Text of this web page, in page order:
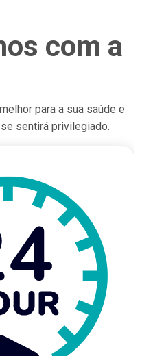
com a
para a sua saúde e
sentirá privilegiado.